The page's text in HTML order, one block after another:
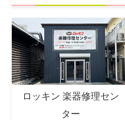
ロッキン 楽器修理セン
ター